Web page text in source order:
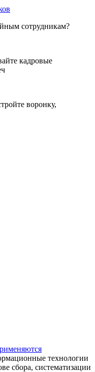
сотрудникам?
кадровые
воронку,
технологии
сбора, систематизации